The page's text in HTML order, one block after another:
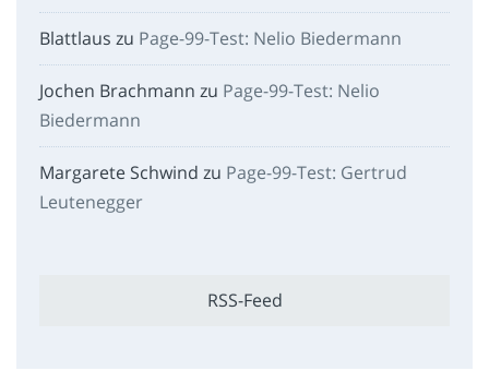
Blattlaus zu Page-99-Test: Nelio Biedermann
Jochen Brachmann zu Page-99-Test: Nelio
Biedermann
Margarete Schwind zu Page-99-Test: Gertrud
Leutenegger
RSS-Feed